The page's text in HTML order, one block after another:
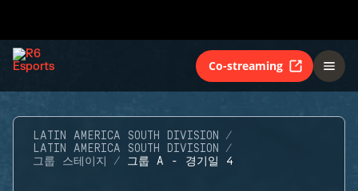
Co-streaming
LATIN AMERICA SOUTH DIVISION
LATIN AMERICA SOUTH DIVISION
그룹 스테이지
그룹 A - 경기일 4